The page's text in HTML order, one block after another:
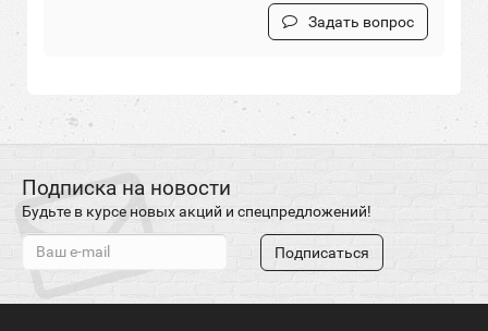
Задать вопрос
Подписка на новости
Будьте в курсе новых акций и спецпредложений!
Подписаться